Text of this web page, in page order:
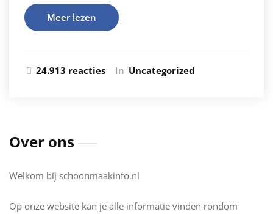
Meer lezen
24.913 reacties In Uncategorized
Over ons
Welkom bij schoonmaakinfo.nl
Op onze website kan je alle informatie vinden rondom